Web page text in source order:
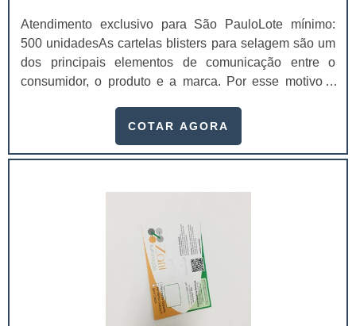
Atendimento exclusivo para São PauloLote mínimo:
500 unidadesAs cartelas blisters para selagem são um
dos principais elementos de comunicação entre o
consumidor, o produto e a marca. Por esse motivo é
muito bem o seu produto.Entre os principais atributos
cartelas blister para selagem
uso;Segurança e proteção ao produto.Ou seja, além de
as cartelas blister, ainda promovem diversas
funcionalidades, que se tornam essenciais para as
empresas que buscam entregar o melhor ao seu
cliente.Geralmente, as cartelas blisters para selagem
são utilizadas em produtos que requerem uma maior
COTAR AGORA